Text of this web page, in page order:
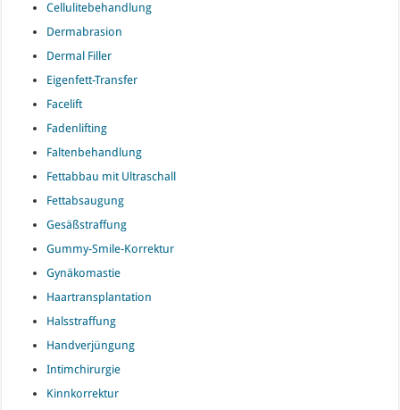
Cellulitebehandlung
Dermabrasion
Dermal Filler
Eigenfett-Transfer
Facelift
Fadenlifting
Faltenbehandlung
Fettabbau mit Ultraschall
Fettabsaugung
Gesäßstraffung
Gummy-Smile-Korrektur
Gynäkomastie
Haartransplantation
Halsstraffung
Handverjüngung
Intimchirurgie
Kinnkorrektur